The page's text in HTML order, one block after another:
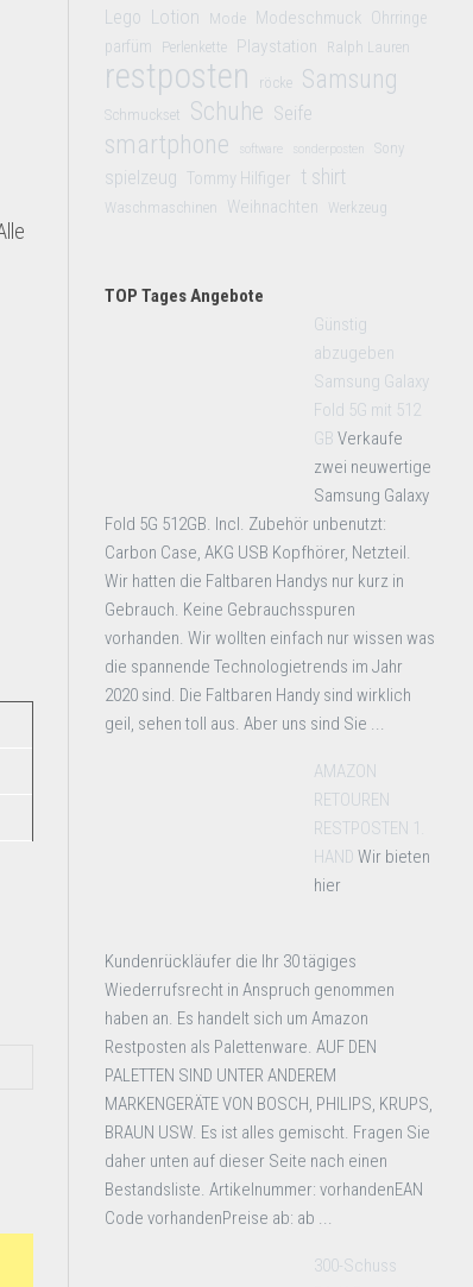
Lego Lotion Mode Modeschmuck Ohrringe
parfüm
Perlenkette Playstation Ralph Lauren
restposten röcke Samsung
Schmuckset Schuhe Seife
smartphone software sonderposten Sony
spielzeug Tommy Hilfiger t shirt
Waschmaschinen Weihnachten Werkzeug
TOP Tages Angebote
Günstig
abzugeben
Samsung Galaxy
Fold 5G mit 512
GB Verkaufe
zwei neuwertige
Samsung Galaxy
Fold 5G 512GB. Incl. Zubehör unbenutzt:
Carbon Case, AKG USB Kopfhörer, Netzteil.
Wir hatten die Faltbaren Handys nur kurz in
Gebrauch. Keine Gebrauchsspuren
vorhanden. Wir wollten einfach nur wissen was
die spannende Technologietrends im Jahr
2020 sind. Die Faltbaren Handy sind wirklich
geil, sehen toll aus. Aber uns sind Sie ...
AMAZON
RETOUREN
RESTPOSTEN 1.
HAND Wir bieten
hier
Kundenrückläufer die Ihr 30 tägiges
Wiederrufsrecht in Anspruch genommen
haben an. Es handelt sich um Amazon
Restposten als Palettenware. AUF DEN
PALETTEN SIND UNTER ANDEREM
MARKENGERÄTE VON BOSCH, PHILIPS, KRUPS,
BRAUN USW. Es ist alles gemischt. Fragen Sie
daher unten auf dieser Seite nach einen
Bestandsliste. Artikelnummer: vorhandenEAN
Code vorhandenPreise ab: ab ...
300-Schuss